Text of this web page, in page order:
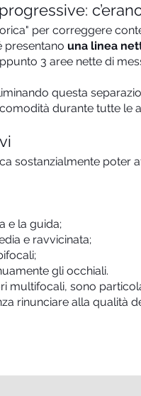
per correggere
presentano una linea
3 aree nette di
questa
durante tutte le
sostanzialmente poter
e la guida;
e ravvicinata;
gli occhiali.
multifocali, sono
rinunciare alla qualità